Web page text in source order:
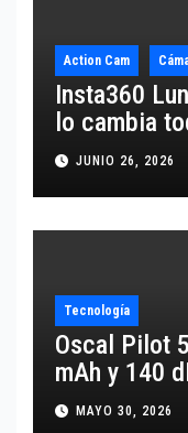
Action Cam
Insta360
lo cambia
JUNIO 26, 2026
Tecnología
Oscal Pilot
mAh y 140
MAYO 30, 2026